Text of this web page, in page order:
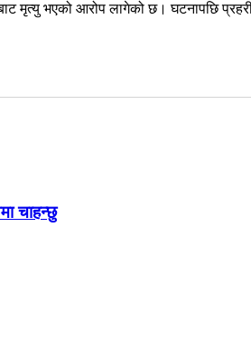
मृत्यु भएको आरोप लागेको छ। घटनापछि
चाहन्छु